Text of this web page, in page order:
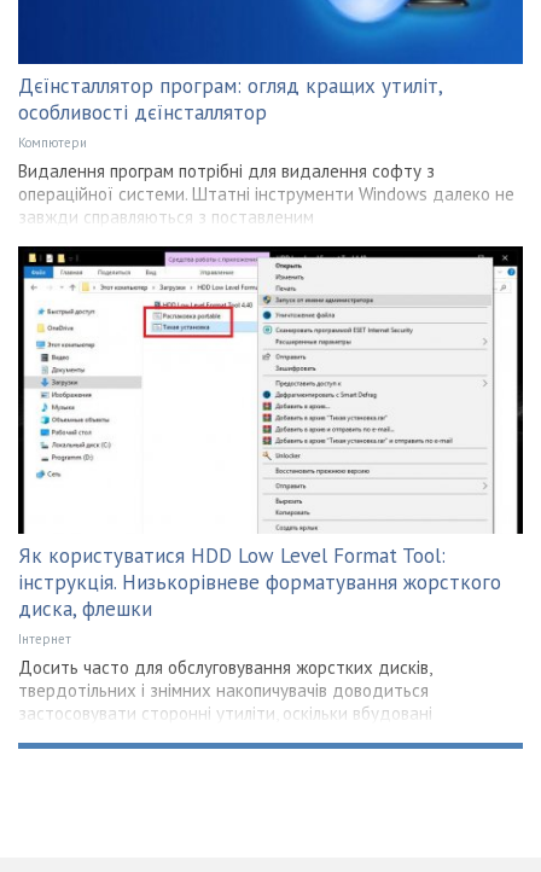
Дєїнсталлятор програм: огляд кращих утиліт,
особливості дєїнсталлятор
Компютери
Видалення програм потрібні для видалення софту з
операційної системи. Штатні інструменти Windows далеко не
завжди справляються з поставленим
Як користуватися HDD Low Level Format Tool:
інструкція. Низькорівневе форматування жорсткого
диска, флешки
Інтернет
Досить часто для обслуговування жорстких дисків,
твердотільних і знімних накопичувачів доводиться
застосовувати сторонні утиліти, оскільки вбудовані